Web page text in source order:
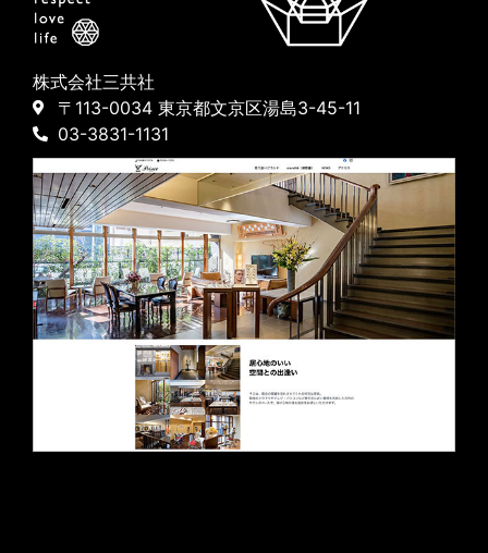
株式会社三共社
〒113-0034 東京都文京区湯島3-45-11
03-3831-1131